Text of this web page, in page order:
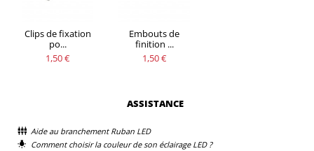
Clips de fixation
po...
1,50 €
Embouts de
finition ...
1,50 €
ASSISTANCE
Aide au branchement Ruban LED
Comment choisir la couleur de son éclairage LED ?